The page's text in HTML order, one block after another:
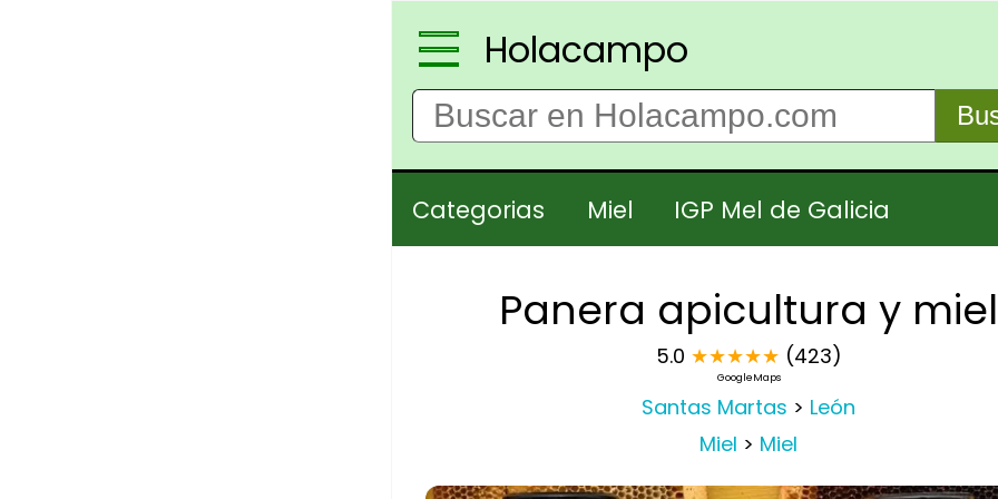
Holacampo
Categorias Miel IGP Mel de Galicia
Panera apicultura y miel
5.0 ★★★★★ (423)
GoogleMaps
Santas Martas > León
Miel > Miel